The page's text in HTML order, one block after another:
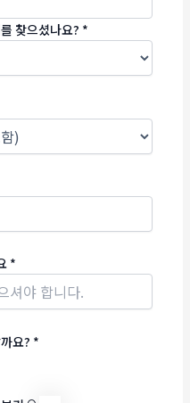
찾으셨나요? *
*
요? *